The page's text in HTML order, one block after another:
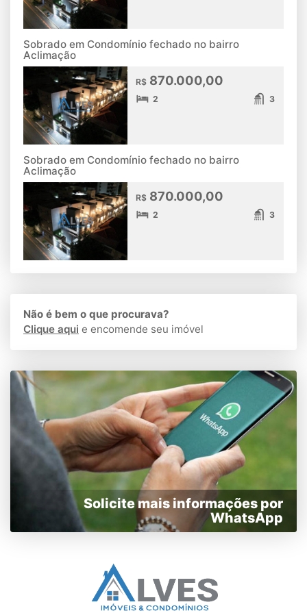
Sobrado em Condomínio fechado no bairro
Aclimação
R$ 870.000,00
2 3
Sobrado em Condomínio fechado no bairro
Aclimação
R$ 870.000,00
2 3
Não é bem o que procurava?
Clique aqui e encomende seu imóvel
Solicite mais informações por
WhatsApp